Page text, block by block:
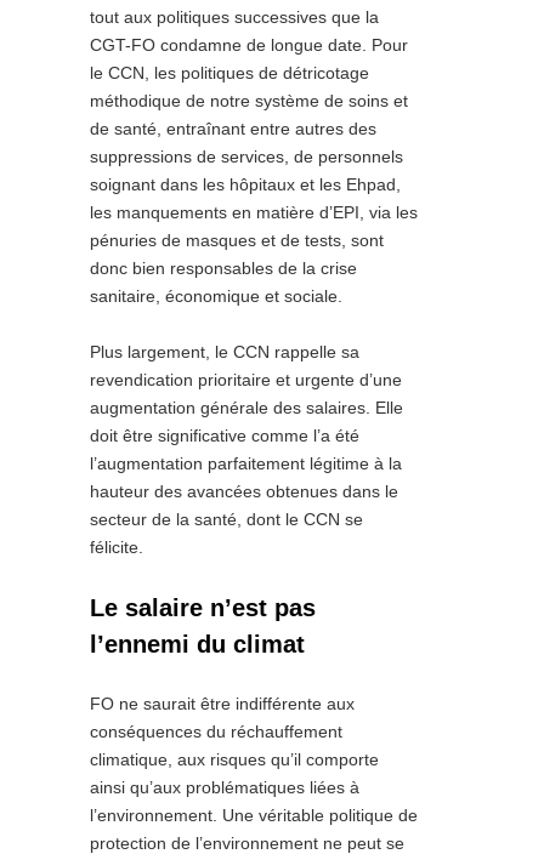
tout aux politiques successives que la
CGT-FO condamne de longue date. Pour
le CCN, les politiques de détricotage
méthodique de notre système de soins et
de santé, entraînant entre autres des
suppressions de services, de personnels
soignant dans les hôpitaux et les Ehpad,
les manquements en matière d’EPI, via les
pénuries de masques et de tests, sont
donc bien responsables de la crise
sanitaire, économique et sociale.
Plus largement, le CCN rappelle sa
revendication prioritaire et urgente d’une
augmentation générale des salaires. Elle
doit être significative comme l’a été
l’augmentation parfaitement légitime à la
hauteur des avancées obtenues dans le
secteur de la santé, dont le CCN se
félicite.
Le salaire n’est pas
l’ennemi du climat
FO ne saurait être indifférente aux
conséquences du réchauffement
climatique, aux risques qu’il comporte
ainsi qu’aux problématiques liées à
l’environnement. Une véritable politique de
protection de l’environnement ne peut se